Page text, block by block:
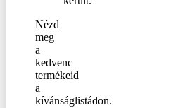
Nézd
meg
a
kedvenc
termékeid
a
kívánságlistádon.